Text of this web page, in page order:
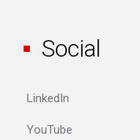
Social
LinkedIn
YouTube